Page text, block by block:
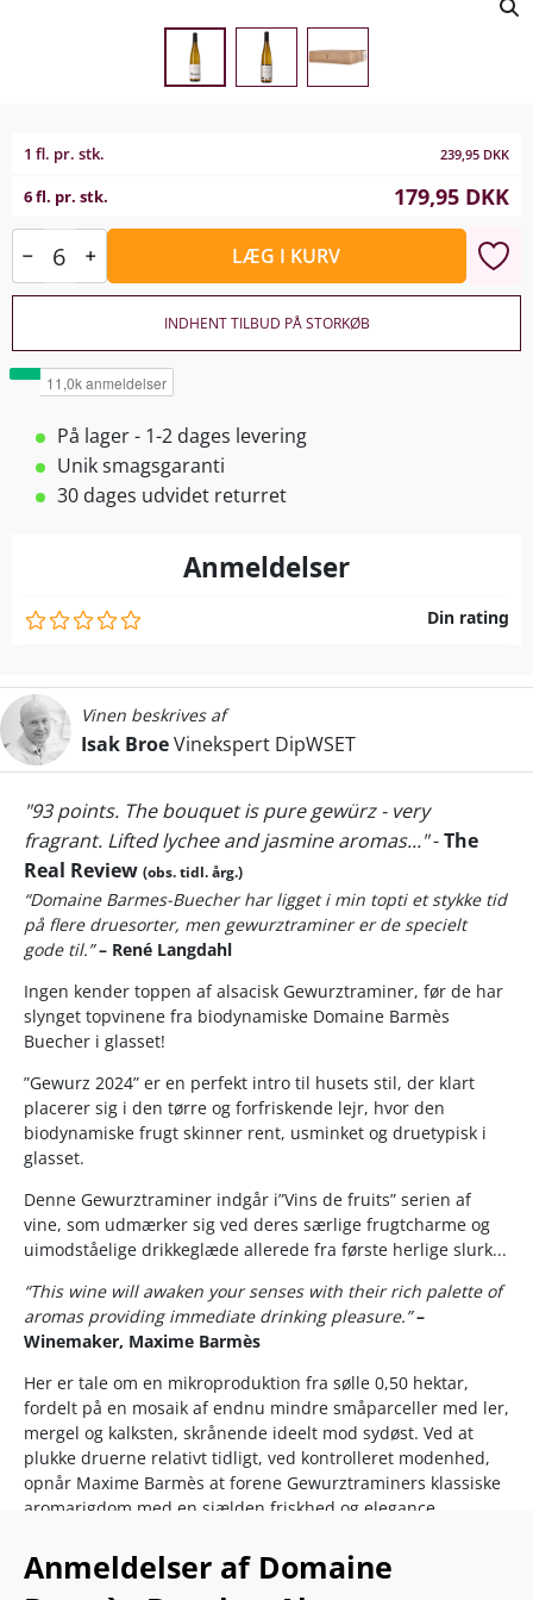
1 fl. pr. stk. 239,95 DKK
6 fl. pr. stk. 179,95 DKK
LÆG I KURV
INDHENT TILBUD PÅ STORKØB
På lager - 1-2 dages levering
Unik smagsgaranti
30 dages udvidet returret
Anmeldelser
Din rating
Vinen beskrives af
Isak BroeVinekspert DipWSET
"93 points. The bouquet is pure gewürz - very
fragrant. Lifted lychee and jasmine aromas..."-The
Real Review (obs. tidl. årg.)
“Domaine Barmes-Buecher har ligget i min topti et stykke tid
på flere druesorter, men gewurztraminer er de specielt
gode til.” – René Langdahl
Ingen kender toppen af alsacisk Gewurztraminer, før de har
slynget topvinene fra biodynamiske Domaine Barmès
Buecher i glasset!
”Gewurz 2024” er en perfekt intro til husets stil, der klart
placerer sig i den tørre og forfriskende lejr, hvor den
biodynamiske frugt skinner rent, usminket og druetypisk i
glasset.
Denne Gewurztraminer indgår i”Vins de fruits” serien af
vine, som udmærker sig ved deres særlige frugtcharme og
uimodståelige drikkeglæde allerede fra første herlige slurk...
“This wine will awaken your senses with their rich palette of
aromas providing immediate drinking pleasure.” –
Winemaker, Maxime Barmès
Her er tale om en mikroproduktion fra sølle 0,50 hektar,
fordelt på en mosaik af endnu mindre småparceller med ler,
mergel og kalksten, skrånende ideelt mod sydøst. Ved at
plukke druerne relativt tidligt, ved kontrolleret modenhed,
opnår Maxime Barmès at forene Gewurztraminers klassiske
aromarigdom med en sjælden friskhed og elegance.
Barmès-Buecher er medlem af Alsace Crus Terroirs (ACT) –
en sammenslutning stiftet i 2015 af regionens 19 førende
Anmeldelser af Domaine